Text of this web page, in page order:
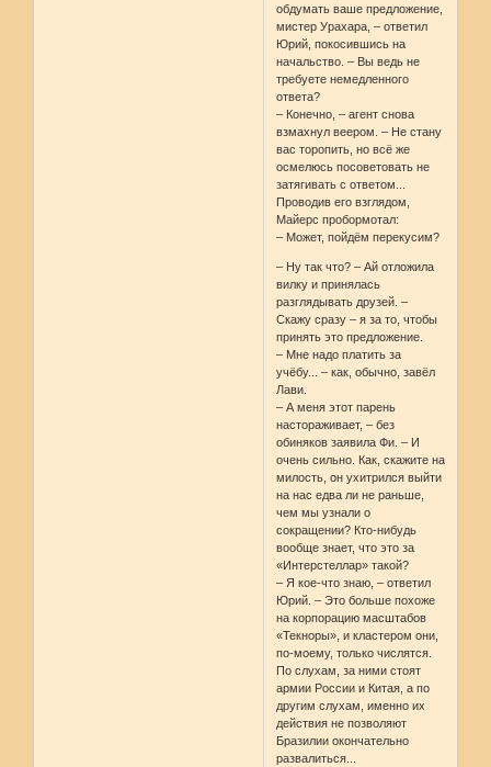
обдумать ваше предложение,
мистер Урахара, – ответил
Юрий, покосившись на
начальство. – Вы ведь не
требуете немедленного
ответа?
– Конечно, – агент снова
взмахнул веером. – Не стану
вас торопить, но всё же
осмелюсь посоветовать не
затягивать с ответом...
Проводив его взглядом,
Майерс пробормотал:
– Может, пойдём перекусим?
– Ну так что? – Ай отложила
вилку и принялась
разглядывать друзей. –
Скажу сразу – я за то, чтобы
принять это предложение.
– Мне надо платить за
учёбу... – как, обычно, завёл
Лави.
– А меня этот парень
настораживает, – без
обиняков заявила Фи. – И
очень сильно. Как, скажите на
милость, он ухитрился выйти
на нас едва ли не раньше,
чем мы узнали о
сокращении? Кто-нибудь
вообще знает, что это за
«Интерстеллар» такой?
– Я кое-что знаю, – ответил
Юрий. – Это больше похоже
на корпорацию масштабов
«Текноры», и кластером они,
по-моему, только числятся.
По слухам, за ними стоят
армии России и Китая, а по
другим слухам, именно их
действия не позволяют
Бразилии окончательно
развалиться...